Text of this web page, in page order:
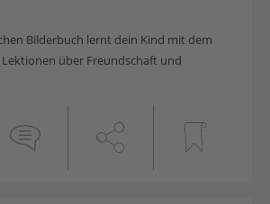
Bilderbuch lernt dein Kind mit dem
über Freundschaft und